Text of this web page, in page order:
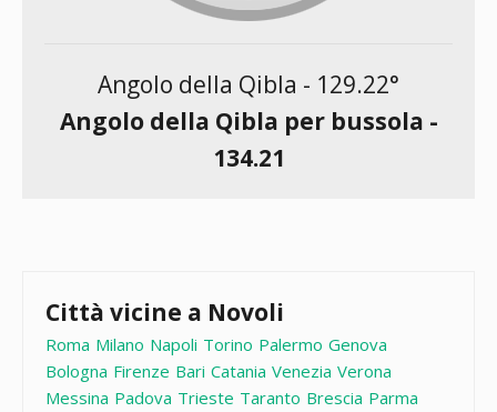
Angolo della Qibla - 129.22°
Angolo della Qibla per bussola -
134.21
Città vicine a Novoli
Roma Milano Napoli Torino Palermo Genova
Bologna Firenze Bari Catania Venezia Verona
Messina Padova Trieste Taranto Brescia Parma